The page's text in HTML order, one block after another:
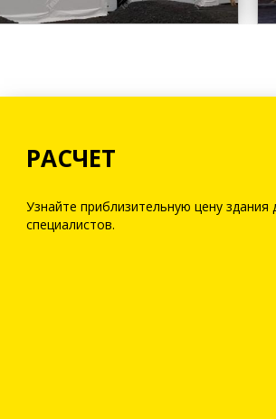
РАСЧЕТ
Узнайте приблизительную цену
специалистов.